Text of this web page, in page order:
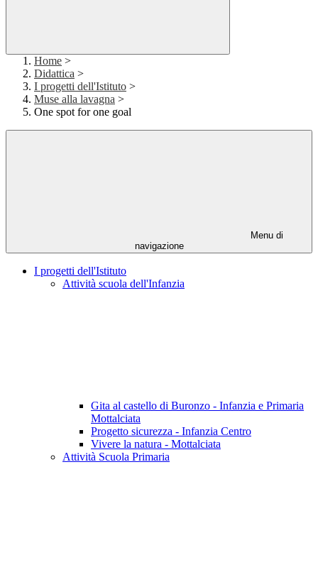
Home >
Didattica >
I progetti dell'Istituto >
Muse alla lavagna >
One spot for one goal
Menu di
navigazione
I progetti dell'Istituto
Attività scuola dell'Infanzia
Gita al castello di Buronzo - Infanzia e Primaria
Mottalciata
Progetto sicurezza - Infanzia Centro
Vivere la natura - Mottalciata
Attività Scuola Primaria